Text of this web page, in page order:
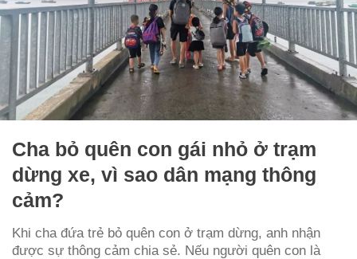
Cha bỏ quên con gái nhỏ ở trạm
dừng xe, vì sao dân mạng thông
cảm?
Khi cha đứa trẻ bỏ quên con ở trạm dừng, anh nhận
được sự thông cảm chia sẻ. Nếu người quên con là